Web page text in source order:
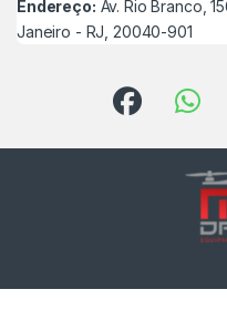
Endereço: Av. Rio Branco,
Janeiro - RJ, 20040-901